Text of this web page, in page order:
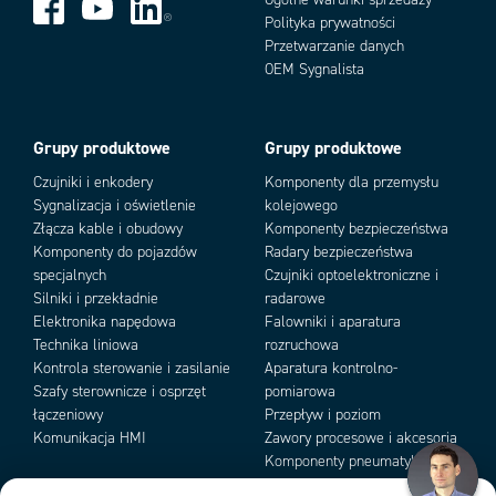
Add as new cart row
Polityka prywatności
Przetwarzanie danych
OEM Sygnalista
Grupy produktowe
Czujniki i enkodery
Sygnalizacja i oświetlenie
Złącza kable i obudowy
Komponenty do pojazdów
specjalnych
Silniki i przekładnie
Elektronika napędowa
Technika liniowa
Kontrola sterowanie i zasilanie
Szafy sterownicze i osprzęt
łączeniowy
Komunikacja HMI
Grupy produktowe
Komponenty dla przemysłu
kolejowego
Komponenty bezpieczeństwa
Radary bezpieczeństwa
Czujniki optoelektroniczne i
radarowe
Falowniki i aparatura
rozruchowa
Aparatura kontrolno-
pomiarowa
Przepływ i poziom
Zawory procesowe i akcesoria
Komponenty pneumatyki i
podciśnienia